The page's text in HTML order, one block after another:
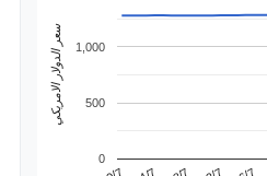
0
500
1,000 سعر الدولار الامريكي